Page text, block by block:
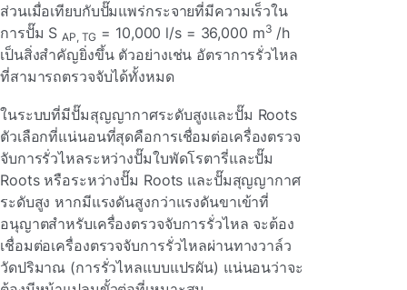
ส่วนเมื่อเทียบกับปั๊มแพร่กระจายที่มีความเร็วใน
การปั๊ม S AP, TG = 10,000 l/s = 36,000 m3 /h
เป็นสิ่งสําคัญยิ่งขึ้น ตัวอย่างเช่น อัตราการรั่วไหล
ที่สามารถตรวจจับได้ทั้งหมด
ในระบบที่มีปั๊มสุญญากาศระดับสูงและปั๊ม Roots
ตัวเลือกที่แน่นอนที่สุดคือการเชื่อมต่อเครื่องตรวจ
จับการรั่วไหลระหว่างปั๊มใบพัดโรตารี่และปั๊ม
Roots หรือระหว่างปั๊ม Roots และปั๊มสุญญากาศ
ระดับสูง หากมีแรงดันสูงกว่าแรงดันขาเข้าที่
อนุญาตสําหรับเครื่องตรวจจับการรั่วไหล จะต้อง
เชื่อมต่อเครื่องตรวจจับการรั่วไหลผ่านทางวาล์ว
วัดปริมาณ (การรั่วไหลแบบแปรผัน) แน่นอนว่าจะ